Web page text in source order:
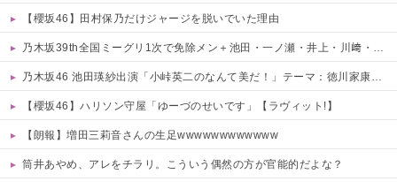
【櫻坂46】田村保乃だけジャージを脱いでいた理由
乃木坂39th全国ミーグリ1次で免除メン＋池田・一ノ瀬・井上・川﨑・菅原・中西が全完売
乃木坂46 池田瑛紗出演「小峠英二のなんて美だ！」テーマ：徳川家康【2025.8.5 24:00〜 TOKYO MX】
【櫻坂46】ハリソン守屋「ゆーづのせいです」【ラヴィット!】
【朗報】増田三莉音さんの生足wwwwwwwwwwww
筒井あやめ、アレをチラリ。こういう偶然の方が官能的だよな？